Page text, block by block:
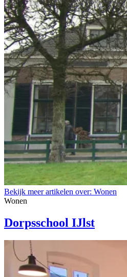
Bekijk meer artikelen over: Wonen
Wonen
Dorpsschool IJlst